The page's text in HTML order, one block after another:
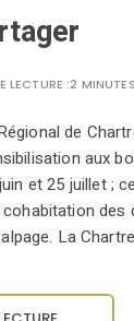
LECTURE :2 MINUTES
de
aux
et 25 juillet ;
cohabitation
La